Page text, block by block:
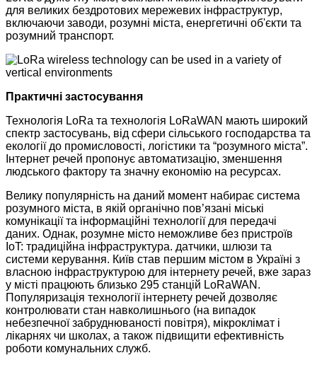
для великих бездротових мережевих інфраструктур,
включаючи заводи, розумні міста, енергетичні об'єкти та
розумний транспорт.
Практичні застосування
Технологія LoRa та технологія LoRaWAN мають широкий
спектр застосувань, від сфери сільського господарства та
екології до промисловості, логістики та “розумного міста”.
Інтернет речей пропонує автоматизацію, зменшення
людського фактору та значну економію на ресурсах.
Велику популярність на даний момент набирає система
розумного міста, в якій органічно пов’язані міські
комунікації та інформаційні технології для передачі
даних. Однак, розумне місто неможливе без пристроїв
IoT: традиційна інфраструктура. датчики, шлюзи та
системи керування. Київ став першим містом в Україні з
власною інфраструктурою для інтернету речей, вже зараз
у місті працюють близько 295 станцій LoRaWAN.
Популяризація технології інтернету речей дозволяє
контролювати стан навколишнього (на випадок
небезпечної забруднюваності повітря), мікроклімат і
лікарнях чи школах, а також підвищити ефективність
роботи комунальних служб.